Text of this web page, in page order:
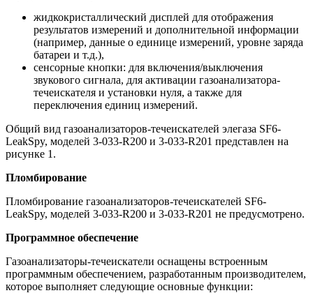
жидкокристаллический дисплей для отображения
результатов измерений и дополнительной информации
(например, данные о единице измерений, уровне заряда
батареи и т.д.),
сенсорные кнопки: для включения/выключения
звукового сигнала, для активации газоанализатора-
течеискателя и установки нуля, а также для
переключения единиц измерений.
Общий вид газоанализаторов-течеискателей элегаза SF6-
LeakSpy, моделей 3-033-R200 и 3-033-R201 представлен на
рисунке 1.
Пломбирование
Пломбирование газоанализаторов-течеискателей SF6-
LeakSpy, моделей 3-033-R200 и 3-033-R201 не предусмотрено.
Программное обеспечение
Газоанализаторы-течеискатели оснащены встроенным
программным обеспечением, разработанным производителем,
которое выполняет следующие основные функции: